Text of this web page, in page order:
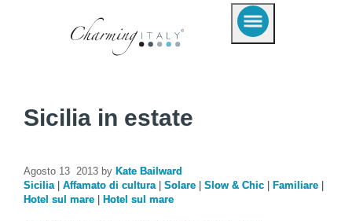
Sicilia in estate
Agosto 13 2013 by Kate Bailward
Sicilia
Affamato di cultura Solare Slow & Chic Familiare
Hotel sul mare
Hotel sul mare